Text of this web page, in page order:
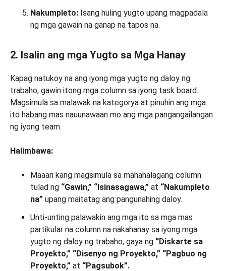
Nakumpleto: Isang huling yugto upang magpadala
ng mga gawain na ganap na tapos na.
2. Isalin ang mga Yugto sa Mga Hanay
Kapag natukoy na ang iyong mga yugto ng daloy ng
trabaho, gawin itong mga column sa iyong task board.
Magsimula sa malawak na kategorya at pinuhin ang mga
ito habang mas nauunawaan mo ang mga pangangailangan
ng iyong team.
Halimbawa:
Maaari kang magsimula sa mahahalagang column
tulad ng “Gawin,” “Isinasagawa,” at “Nakumpleto
na” upang maitatag ang pangunahing daloy.
Unti-unting palawakin ang mga ito sa mga mas
partikular na column na nakahanay sa iyong mga
yugto ng daloy ng trabaho, gaya ng “Diskarte sa
Proyekto,” “Disenyo ng Proyekto,” “Pagbuo ng
Proyekto,” at “Pagsubok”.